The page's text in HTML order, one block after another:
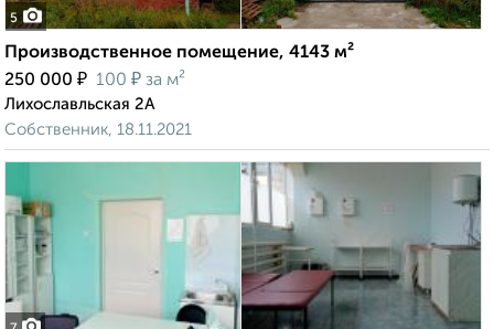
5
Производственное помещение, 4143 м²
250 000 ₽ 100 ₽ за м²
Лихославльская 2А
Собственник, 18.11.2021